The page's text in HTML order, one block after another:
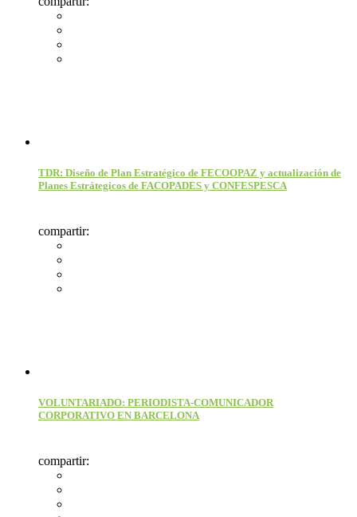
TDR: Diseño de Plan Estratégico de FECOOPAZ y actualización de
Planes Estrátegicos de FACOPADES y CONFESPESCA
compartir:
VOLUNTARIADO: PERIODISTA-COMUNICADOR
CORPORATIVO EN BARCELONA
compartir: